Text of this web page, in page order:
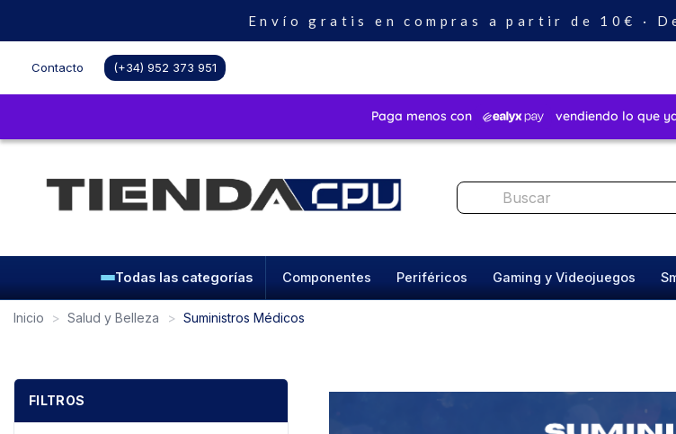
Envío gratis en compras a partir de 10€ ·
Contacto (+34) 952 373 951
Todas las categorías Componentes Periféricos Gaming y Videojuegos
Inicio Salud y Belleza Suministros Médicos
FILTROS